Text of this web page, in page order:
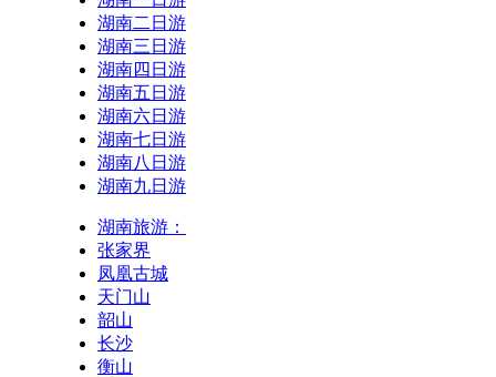
湖南二日游
湖南三日游
湖南四日游
湖南五日游
湖南六日游
湖南七日游
湖南八日游
湖南九日游
湖南旅游：
张家界
凤凰古城
天门山
韶山
长沙
衡山